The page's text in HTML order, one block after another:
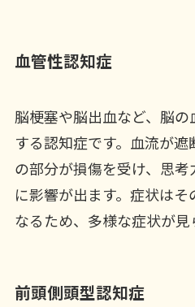
血管性認知症
脳梗塞や脳出血など、脳
する認知症です。血流が
の部分が損傷を受け、思
に影響が出ます。症状は
なるため、多様な症状が見
前頭側頭型認知症